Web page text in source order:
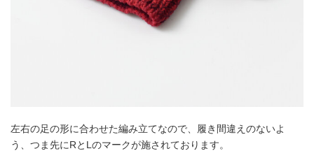
左右の足の形に合わせた編み立てなので、履き間違えのないよ
う、つま先にRとLのマークが施されております。